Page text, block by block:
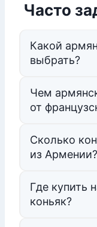
Часто
Какой
выбрать?
Чем
от
Сколько
из Армении?
Где купить
коньяк?